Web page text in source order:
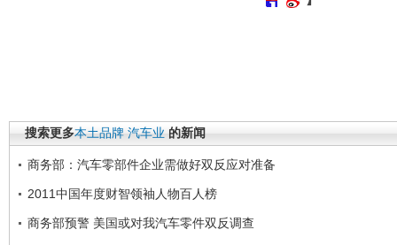
搜索更多本土品牌 汽车业 的新闻
商务部：汽车零部件企业需做好双反应对准备
2011中国年度财智领袖人物百人榜
商务部预警 美国或对我汽车零件双反调查